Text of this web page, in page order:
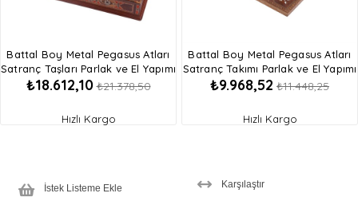
Battal Boy Metal Pegasus Atları
Satranç Taşları Parlak ve El Yapımı
Masif Ahşap, Hakiki Sedef
₺18.612,10 ₺21.378,50
Hızlı Kargo
Battal Boy Metal Pegasus Atları
Satranç Takımı Parlak ve El Yapımı
Masif Ahşap Düz Satranç Tahtası
₺9.968,52 ₺11.448,25
Hızlı Kargo
İstek Listeme Ekle Karşılaştır